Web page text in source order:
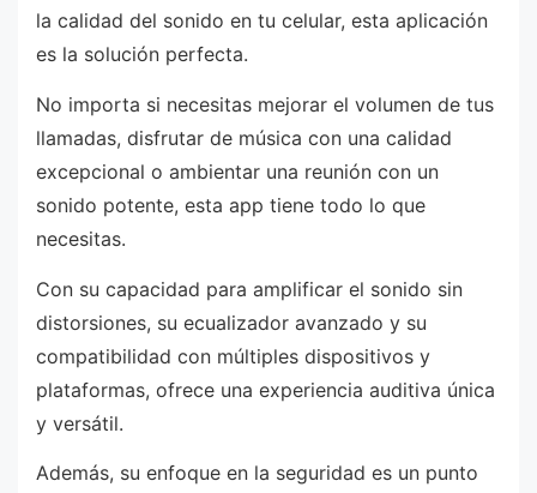
la calidad del sonido en tu celular, esta aplicación
es la solución perfecta.
No importa si necesitas mejorar el volumen de tus
llamadas, disfrutar de música con una calidad
excepcional o ambientar una reunión con un
sonido potente, esta app tiene todo lo que
necesitas.
Con su capacidad para amplificar el sonido sin
distorsiones, su ecualizador avanzado y su
compatibilidad con múltiples dispositivos y
plataformas, ofrece una experiencia auditiva única
y versátil.
Además, su enfoque en la seguridad es un punto